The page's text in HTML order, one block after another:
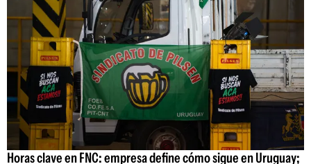
Horas clave en FNC: empresa define cómo sigue en Uruguay;